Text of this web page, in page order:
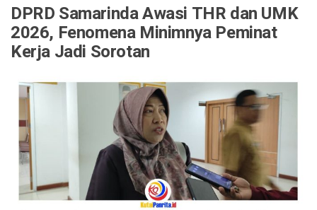
DPRD Samarinda Awasi THR dan UMK
2026, Fenomena Minimnya Peminat
Kerja Jadi Sorotan